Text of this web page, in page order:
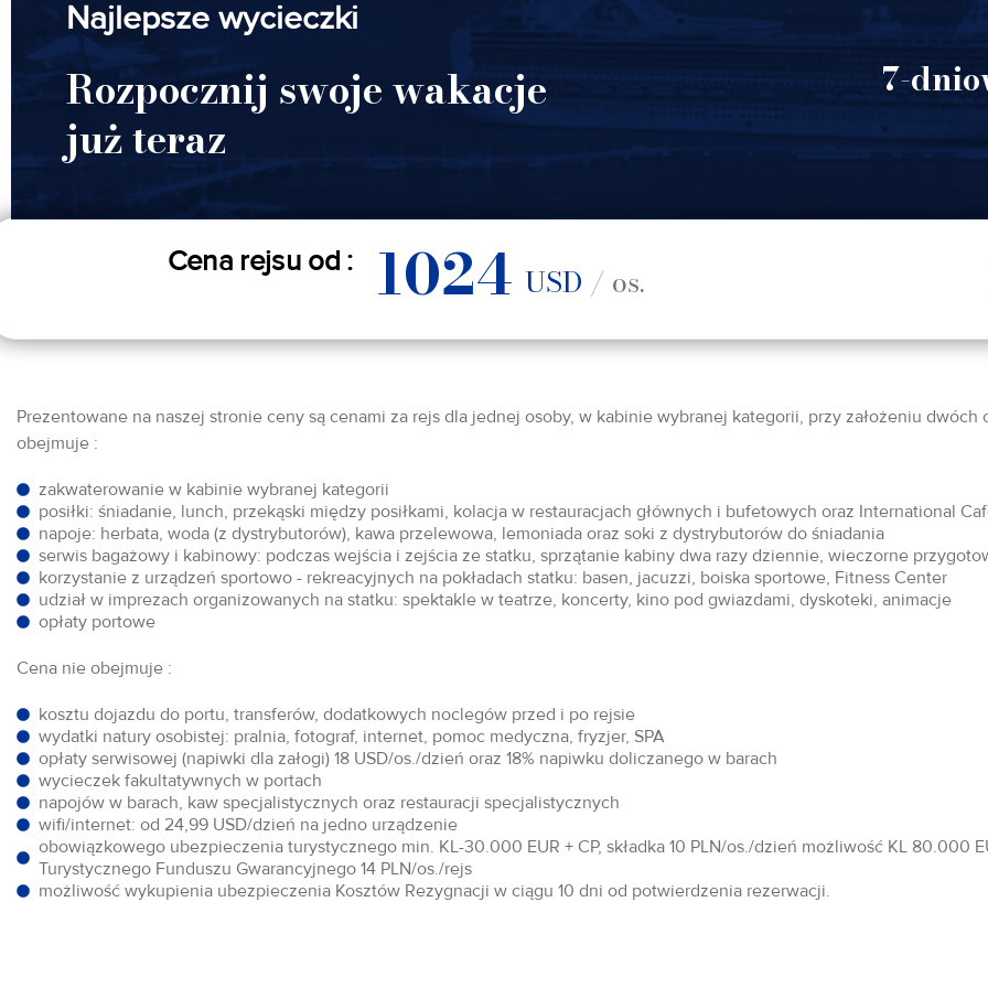
Najlepsze wycieczki
Rozpocznij swoje wakacje
już teraz
7-
Cena rejsu od : 1024USD / os.
Prezentowane na naszej stronie ceny są cenami za rejs dla jednej osoby, w kabinie wybranej kategorii, przy założeniu
obejmuje :
zakwaterowanie w kabinie wybranej kategorii
posiłki: śniadanie, lunch, przekąski między posiłkami, kolacja w restauracjach głównych i bufetowych oraz International
napoje: herbata, woda (z dystrybutorów), kawa przelewowa, lemoniada oraz soki z dystrybutorów do śniadania
serwis bagażowy i kabinowy: podczas wejścia i zejścia ze statku, sprzątanie kabiny dwa razy dziennie, wieczorne
korzystanie z urządzeń sportowo - rekreacyjnych na pokładach statku: basen, jacuzzi, boiska sportowe, Fitness Center
udział w imprezach organizowanych na statku: spektakle w teatrze, koncerty, kino pod gwiazdami, dyskoteki, animacje
opłaty portowe
Cena nie obejmuje :
kosztu dojazdu do portu, transferów, dodatkowych noclegów przed i po rejsie
wydatki natury osobistej: pralnia, fotograf, internet, pomoc medyczna, fryzjer, SPA
opłaty serwisowej (napiwki dla załogi) 18 USD/os./dzień oraz 18% napiwku doliczanego w barach
wycieczek fakultatywnych w portach
napojów w barach, kaw specjalistycznych oraz restauracji specjalistycznych
wifi/internet: od 24,99 USD/dzień na jedno urządzenie
obowiązkowego ubezpieczenia turystycznego min. KL-30.000 EUR + CP, składka 10 PLN/os./dzień możliwość KL 80.000
Turystycznego Funduszu Gwarancyjnego 14 PLN/os./rejs
możliwość wykupienia ubezpieczenia Kosztów Rezygnacji w ciągu 10 dni od potwierdzenia rezerwacji.